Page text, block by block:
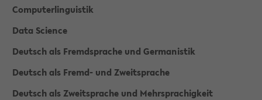
Computerlinguistik
Data Science
Deutsch als Fremdsprache und Germanistik
Deutsch als Fremd- und Zweitsprache
Deutsch als Zweitsprache und Mehrsprachigkeit